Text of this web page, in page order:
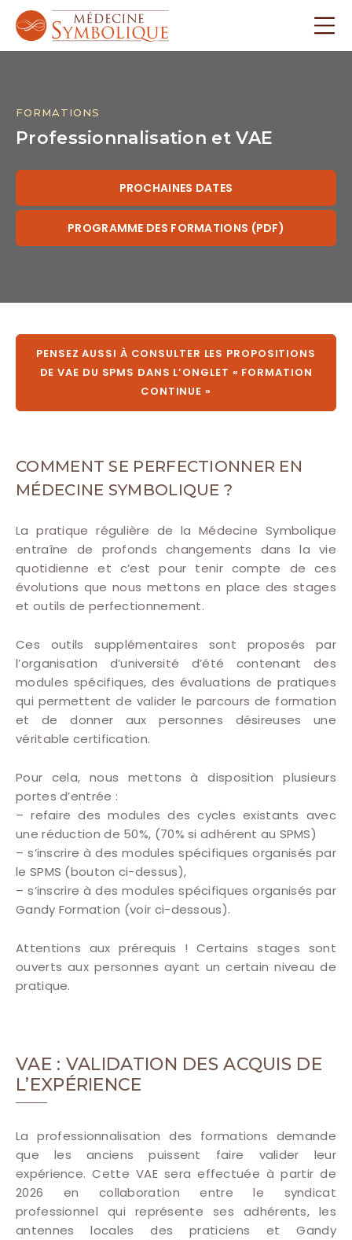
FORMATIONS
Professionnalisation et VAE
PROCHAINES DATES
PROGRAMME DES FORMATIONS (PDF)
PENSEZ AUSSI À CONSULTER LES PROPOSITIONS
DE VAE DU SPMS DANS L’ONGLET « FORMATION
CONTINUE »
COMMENT SE PERFECTIONNER EN
MÉDECINE SYMBOLIQUE ?
La pratique régulière de la Médecine Symbolique
entraîne de profonds changements dans la vie
quotidienne et c’est pour tenir compte de ces
évolutions que nous mettons en place des stages
et outils de perfectionnement.
Ces outils supplémentaires sont proposés par
l’organisation d’université d’été contenant des
modules spécifiques, des évaluations de pratiques
qui permettent de valider le parcours de formation
et de donner aux personnes désireuses une
véritable certification.
Pour cela, nous mettons à disposition plusieurs
portes d’entrée :
– refaire des modules des cycles existants avec
une réduction de 50%, (70% si adhérent au SPMS)
– s’inscrire à des modules spécifiques organisés par
le SPMS (bouton ci-dessus),
– s’inscrire à des modules spécifiques organisés par
Gandy Formation (voir ci-dessous).
Attentions aux prérequis ! Certains stages sont
ouverts aux personnes ayant un certain niveau de
pratique.
VAE : VALIDATION DES ACQUIS DE
L’EXPÉRIENCE
La professionnalisation des formations demande
que les anciens puissent faire valider leur
expérience. Cette VAE sera effectuée à partir de
2026 en collaboration entre le syndicat
professionnel qui représente ses adhérents, les
antennes locales des praticiens et Gandy